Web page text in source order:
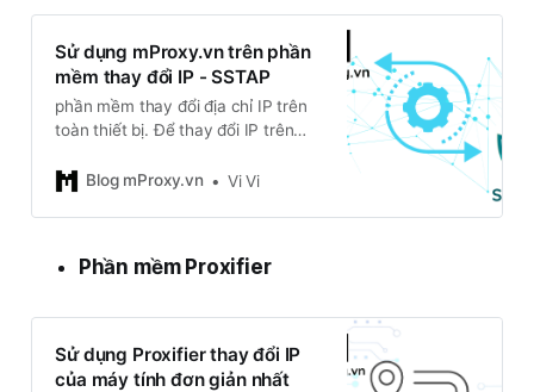
Sử dụng mProxy.vn trên phần
mềm thay đổi IP - SSTAP
phần mềm thay đổi địa chỉ IP trên
toàn thiết bị. Để thay đổi IP trên
có thể sử dụng một số những phần
công việc riêng của mình.
Blog mProxy.vn Vi Vi
Phần mềm Proxifier
Sử dụng Proxifier thay đổi IP
của máy tính đơn giản nhất